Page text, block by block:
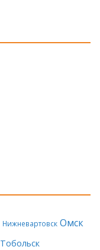
Нижневартовск Омск
Тобольск